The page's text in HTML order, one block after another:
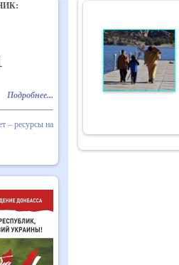
Подробнее...
– ресурсы на